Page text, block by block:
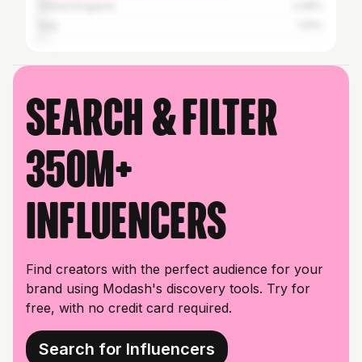
Search & filter
350M+
influencers
Find creators with the perfect audience for your
brand using Modash's discovery tools. Try for
free, with no credit card required.
Search for Influencers